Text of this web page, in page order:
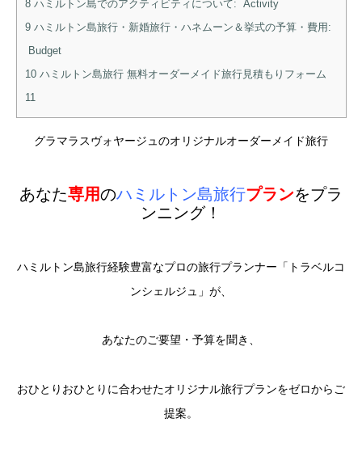
8 ハミルトン島でのアクティビティについて: Activity
9 ハミルトン島旅行・新婚旅行・ハネムーン＆挙式の予算・費用:
Budget
10 ハミルトン島旅行 無料オーダーメイド旅行見積もりフォーム
11
グラマラスヴォヤージュのオリジナルオーダーメイド旅行
あなた専用のハミルトン島旅行プランをプラ
ンニング！
ハミルトン島旅行経験豊富なプロの旅行プランナー「トラベルコ
ンシェルジュ」が、
あなたのご要望・予算を聞き、
おひとりおひとりに合わせたオリジナル旅行プランをゼロからご
提案。